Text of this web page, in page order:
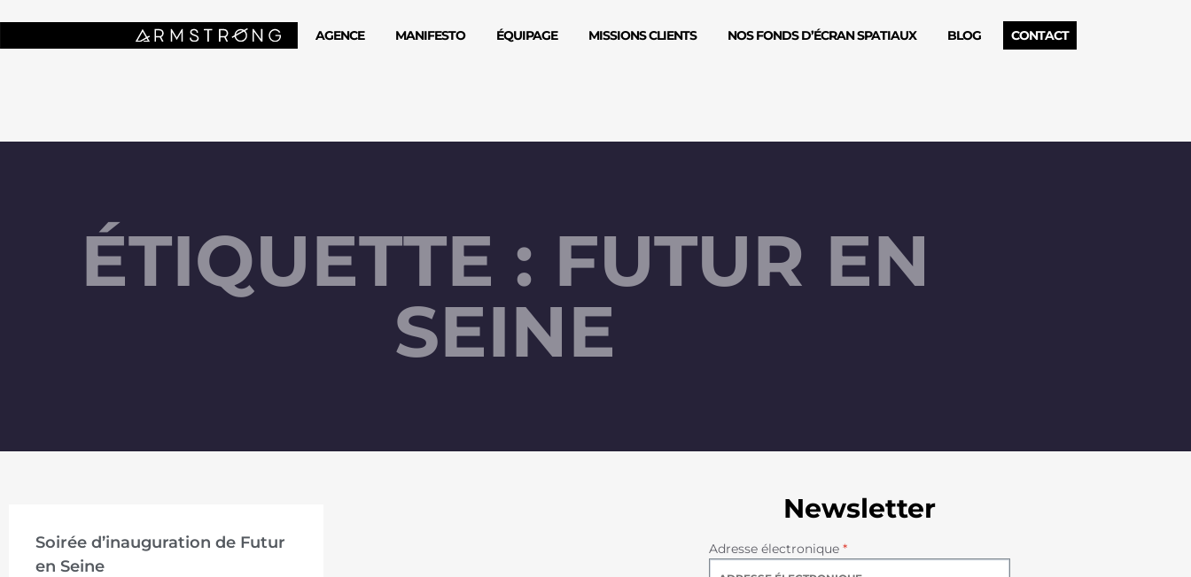
AGENCE MANIFESTO ÉQUIPAGE MISSIONS CLIENTS NOS FONDS D’ÉCRAN SPATIAUX BLOG CONTACT
ÉTIQUETTE : FUTUR EN
SEINE
Soirée d’inauguration de Futur
en Seine
Newsletter
Adresse électronique *